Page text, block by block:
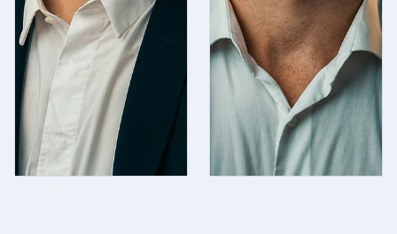
tributaria.
Managing
Partner
Head of CDI
Capital
Asesoramiento
Patrimonial
Integral